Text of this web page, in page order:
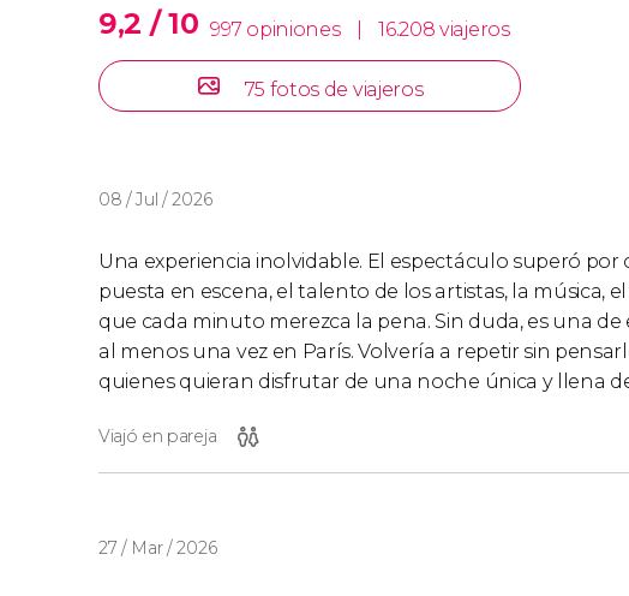
9,2 / 10 997 opiniones 16.208 viajeros
75 fotos de viajeros
08 / Jul / 2026
Una experiencia inolvidable. El espectáculo superó
puesta en escena, el talento de los artistas, la música,
que cada minuto merezca la pena. Sin duda, es una de
al menos una vez en París. Volvería a repetir sin
quienes quieran disfrutar de una noche única y llena
Viajó en pareja
27 / Mar / 2026